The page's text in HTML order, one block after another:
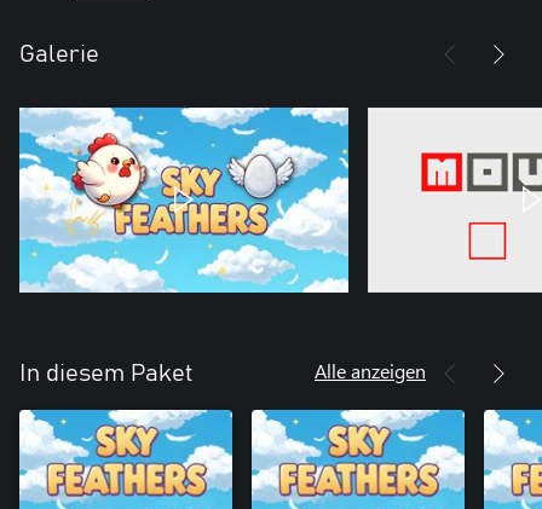
Galerie
In diesem Paket Alle anzeigen